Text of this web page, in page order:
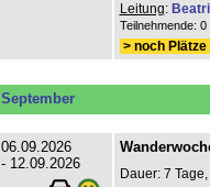
Leitung:
Teilnehmende:
> noch
September
06.09.2026
- 12.09.2026
Dauer: 7